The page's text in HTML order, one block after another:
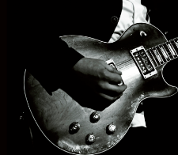
PERS
COLUMNS
MEDIA